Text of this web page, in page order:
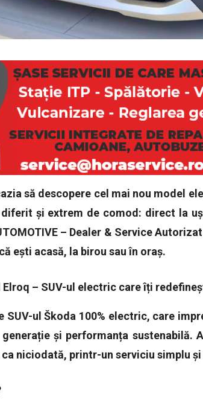
să descopere cel mai nou model
și extrem de comod: direct la
– Dealer & Service
ești acasă, la birou sau în oraș.
Elroq – SUV-ul electric care îți
SUV-ul Škoda 100% electric, care
și performanța sustenabilă.
niciodată, printr-un serviciu simplu